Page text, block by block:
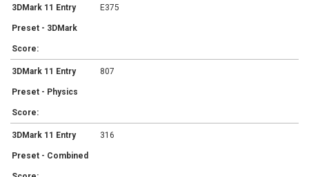
3DMark 11 Entry
Preset - 3DMark
Score:
E375
3DMark 11 Entry
Preset - Physics
Score:
807
3DMark 11 Entry
Preset - Combined
316